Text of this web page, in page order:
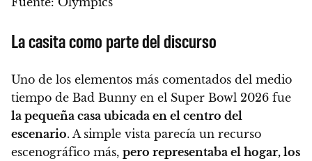
La casita como parte del discurso
Uno de los elementos más comentados del medio
tiempo de Bad Bunny en el Super Bowl 2026 fue
la pequeña casa ubicada en el centro del
escenario. A simple vista parecía un recurso
escenográfico más, pero representaba el hogar, los